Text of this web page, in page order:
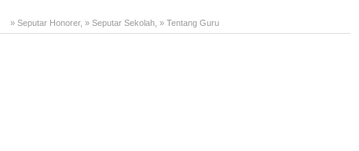
» Seputar Honorer, » Seputar Sekolah » Tentang Guru